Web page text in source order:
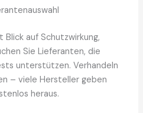
Blick auf Schutzwirkung,
Sie Lieferanten, die
unterstützen. Verhandeln
– viele Hersteller geben
heraus.